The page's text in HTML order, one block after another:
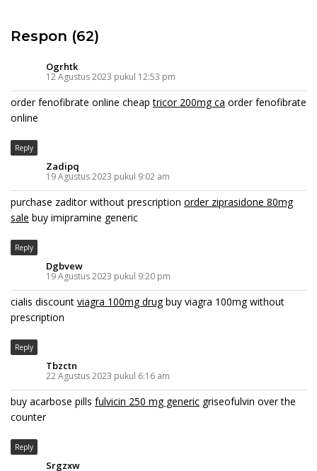
Respon (62)
Ogrhtk
12 Agustus 2023 pukul 12:53 pm
order fenofibrate online cheaptricor 200mg ca order fenofibrate
online
Reply
Zadipq
19 Agustus 2023 pukul 9:02 am
purchase zaditor without prescription order ziprasidone 80mg
sale buy imipramine generic
Reply
Dgbvew
19 Agustus 2023 pukul 9:20 pm
cialis discount viagra 100mg drugbuy viagra 100mg without
prescription
Reply
Tbzctn
22 Agustus 2023 pukul 6:16 am
buy acarbose pills fulvicin 250 mg generic griseofulvin over the
counter
Reply
Srgzxw